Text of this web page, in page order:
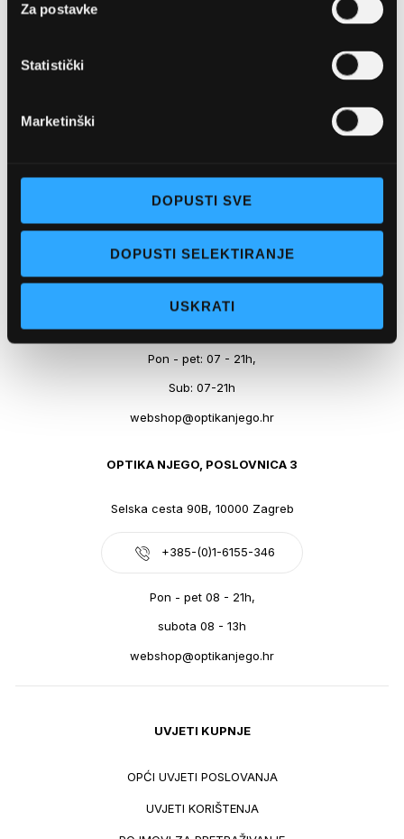
Za postavke
Statistički
Marketinški
DOPUSTI SVE
DOPUSTI SELEKTIRANJE
USKRATI
webshop@optikanjego.hr
OPTIKA NJEGO, POSLOVNICA 2
+385-(0)21-612-709
Pon - pet: 07 - 21h,
Sub: 07-21h
webshop@optikanjego.hr
OPTIKA NJEGO, POSLOVNICA 3
Selska cesta 90B, 10000 Zagreb
+385-(0)1-6155-346
Pon - pet 08 - 21h,
subota 08 - 13h
webshop@optikanjego.hr
UVJETI KUPNJE
OPĆI UVJETI POSLOVANJA
UVJETI KORIŠTENJA